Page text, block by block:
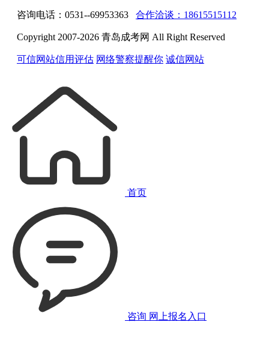
咨询电话：0531--69953363 合作洽谈：18615515112
Copyright 2007-2026 青岛成考网 All Right Reserved
可信网站信用评估 网络警察提醒你 诚信网站
首页
咨询 网上报名入口